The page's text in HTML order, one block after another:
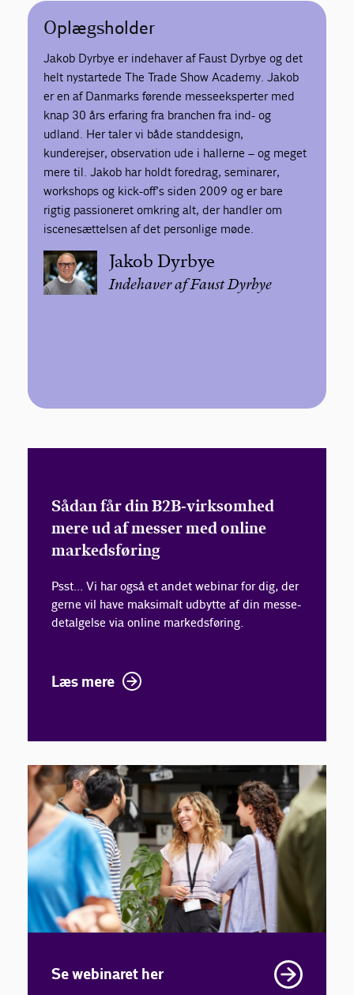
Oplægsholder
Jakob Dyrbye er indehaver af Faust Dyrbye og det
helt nystartede The Trade Show Academy. Jakob
er en af Danmarks førende messeeksperter med
knap 30 års erfaring fra branchen fra ind- og
udland. Her taler vi både standdesign,
kunderejser, observation ude i hallerne – og meget
mere til. Jakob har holdt foredrag, seminarer,
workshops og kick-off’s siden 2009 og er bare
rigtig passioneret omkring alt, der handler om
iscenesættelsen af det personlige møde.
Jakob Dyrbye
Indehaver af Faust Dyrbye
Sådan får din B2B-virksomhed
mere ud af messer med online
markedsføring
Psst... Vi har også et andet webinar for dig, der
gerne vil have maksimalt udbytte af din messe-
detalgelse via online markedsføring.
Læs mere
Se webinaret her